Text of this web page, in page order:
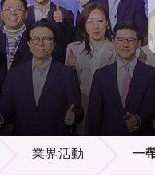
組織架構
董事局
研究顧問
招標通告
重點項目
資助計劃
稅務優惠
申請
評審
徵求研發項目
項目資料庫
新聞中心
媒體報導
新聞稿
資訊中心
多媒體
出版刊物
會員登入
業界活動 一